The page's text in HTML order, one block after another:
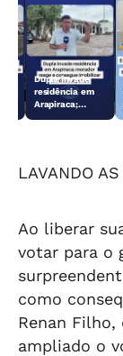
Dupla invade
residência em
Arapiraca;
LAVANDO
Ao liberar
votar para o
como
Renan
ampliado o